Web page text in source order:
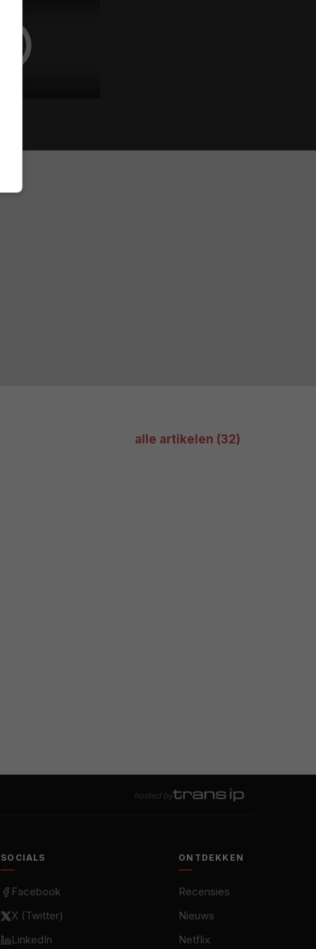
alle artikelen (32)
hosted by
SOCIALS
Facebook
X (Twitter)
LinkedIn
ONTDEKKEN
Recensies
Nieuws
Netflix